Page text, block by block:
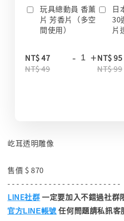
玩具總動員 香薰
片 芳香片（多空
間使用）
NT$ 47
NT$ 49
- +
日
30
片
NT$ 95
NT$ 99
屹耳透明雕像
售價 $ 870
- - - - - - - - - - - - - - - - - - - - - - - - -
LINE社群一定要加入不錯過社群
官方LINE帳號 任何問題請私訊客